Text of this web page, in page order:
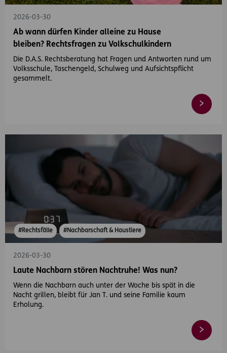
2026-03-30
Ab wann dürfen Kinder alleine zu Hause
bleiben? Rechtsfragen zu Volkschulkindern
Die D.A.S. Rechtsberatung hat Fragen und Antworten rund um
Volksschule, Taschengeld, Schulweg und Aufsichtspflicht
gesammelt.
#Rechtsfälle #Nachbarschaft & Haustiere
2026-03-30
Laute Nachbarn stören Nachtruhe! Was nun?
Wenn die Nachbarn auch unter der Woche bis spät in die
Nacht grillen, bleibt für Jan T. und seine Familie kaum
Erholung.